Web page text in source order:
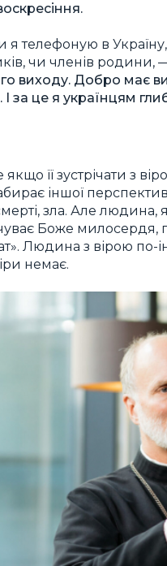
я телефоную в
чи членів
виходу. Добро має
І за це я українцям
її зустрічати з
іншої
зла. Але
Боже милосердя,
Людина з вірою
немає.